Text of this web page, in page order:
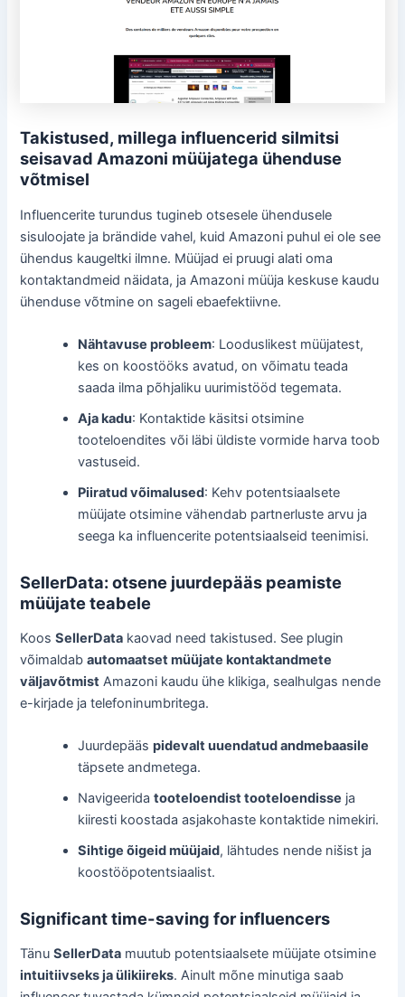
Takistused, millega influencerid silmitsi
seisavad Amazoni müüjatega ühenduse
võtmisel
Influencerite turundus tugineb otsesele ühendusele
sisuloojate ja brändide vahel, kuid Amazoni puhul ei ole see
ühendus kaugeltki ilmne. Müüjad ei pruugi alati oma
kontaktandmeid näidata, ja Amazoni müüja keskuse kaudu
ühenduse võtmine on sageli ebaefektiivne.
Nähtavuse probleem: Looduslikest müüjatest,
kes on koostööks avatud, on võimatu teada
saada ilma põhjaliku uurimistööd tegemata.
Aja kadu: Kontaktide käsitsi otsimine
tooteloendites või läbi üldiste vormide harva toob
vastuseid.
Piiratud võimalused: Kehv potentsiaalsete
müüjate otsimine vähendab partnerluste arvu ja
seega ka influencerite potentsiaalseid teenimisi.
SellerData: otsene juurdepääs peamiste
müüjate teabele
KoosSellerData kaovad need takistused. See plugin
võimaldabautomaatset müüjate kontaktandmete
väljavõtmist Amazoni kaudu ühe klikiga, sealhulgas nende
e-kirjade ja telefoninumbritega.
Juurdepääspidevalt uuendatud andmebaasile
täpsete andmetega.
Navigeeridatooteloendist tooteloendisse ja
kiiresti koostada asjakohaste kontaktide nimekiri.
Sihtige õigeid müüjaid, lähtudes nende nišist ja
koostööpotentsiaalist.
Significant time-saving for influencers
TänuSellerData muutub potentsiaalsete müüjate otsimine
intuitiivseks ja ülikiireks. Ainult mõne minutiga saab